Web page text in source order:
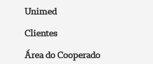
Unimed
Clientes
Área do Cooperado